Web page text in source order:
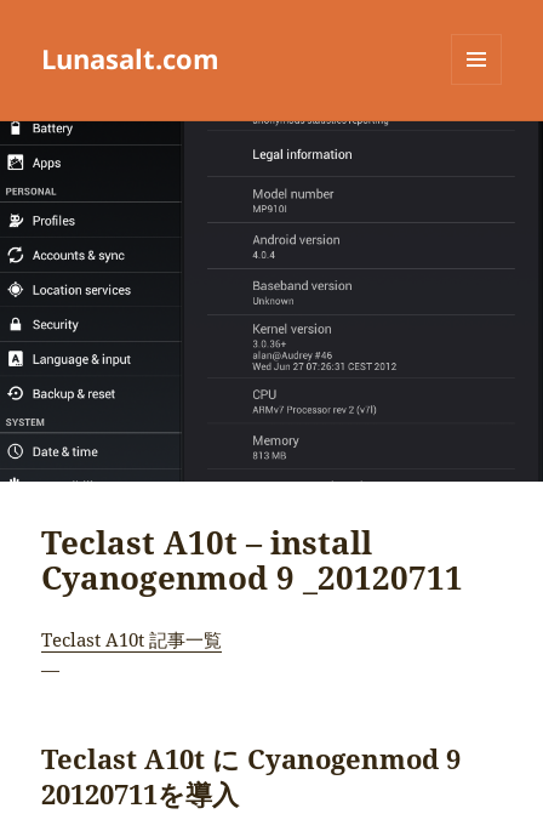
Lunasalt.com
ーとウ
Teclast A10t – install
Cyanogenmod 9 _20120711
Teclast A10t 記事一覧
—
Teclast A10t に Cyanogenmod 9
20120711を導入